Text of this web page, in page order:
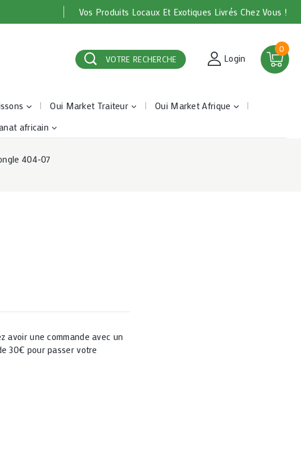
Vos Produits Locaux Et Exotiques Livrés Chez Vous !
VOTRE RECHERCHE Login
0
Oui Market Traiteur
Oui Market Afrique
africain
404-07
avoir une commande avec un
30€ pour passer votre